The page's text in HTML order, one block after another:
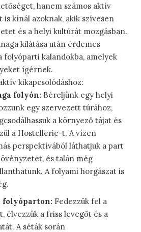
hanem számos aktív
is kínál azoknak, akik szívesen
és a helyi kultúrát mozgásban.
kilátása után érdemes
folyóparti kalandokba, amelyek
ígérnek.
kikapcsolódáshoz:
folyón: Béreljünk egy helyi
egy szervezett túrához,
a környező tájat és
a Hostellerie-t. A vízen
perspektívából láthatjuk a part
és talán még
A folyami horgászat is
folyóparton: Fedezzük fel a
élvezzük a friss levegőt és a
A séták során